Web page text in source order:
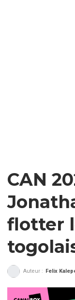
CAN
flotter
Auteur : Felix